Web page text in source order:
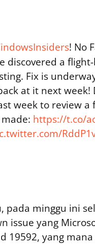
! No
discovered a
Fix is
at it next week!
week to review
https://t.co/
pada minggu ini
issue yang
19592, yang